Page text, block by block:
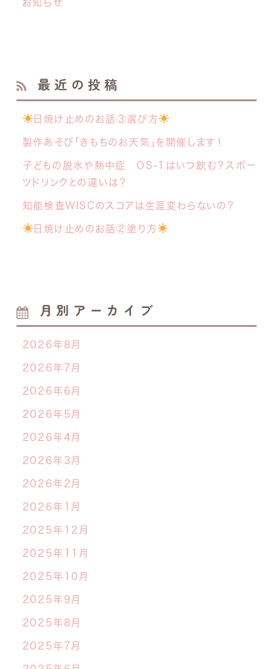
お知らせ
最近の投稿
日焼け止めのお話③選び方
製作あそび「きもちのお天気」を開催します！
子どもの脱水や熱中症 OS-1はいつ飲む？スポー
ツドリンクとの違いは？
知能検査WISCのスコアは生涯変わらないの？
日焼け止めのお話②塗り方
月別アーカイブ
2026年8月
2026年7月
2026年6月
2026年5月
2026年4月
2026年3月
2026年2月
2026年1月
2025年12月
2025年11月
2025年10月
2025年9月
2025年8月
2025年7月